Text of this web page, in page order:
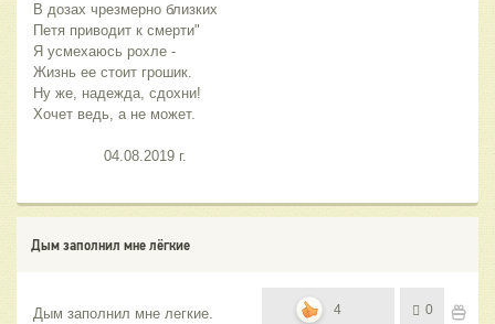
В дозах чрезмерно близких
Петя приводит к смерти"
Я усмехаюсь рохле -
Жизнь ее стоит грошик.
Ну же, надежда, сдохни!
Хочет ведь, а не может.
                04.08.2019 г.
Дым заполнил мне лёгкие
Дым заполнил мне легкие.
4 0